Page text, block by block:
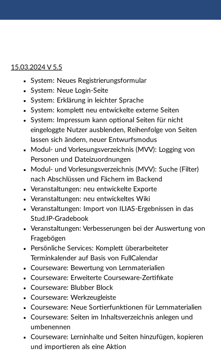
Hauptnavigation
Impressum
15.03.2024 V 5.5
System: Neues Registrierungsformular
System: Neue Login-Seite
System: Erklärung in leichter Sprache
System: komplett neu entwickelte externe Seiten
System: Impressum kann optional Seiten für nicht
eingeloggte Nutzer ausblenden, Reihenfolge von Seiten
lassen sich ändern, neuer Entwurfsmodus
Modul- und Vorlesungsverzeichnis (MVV): Logging von
Personen und Dateizuordnungen
Modul- und Vorlesungsverzeichnis (MVV): Suche (Filter)
nach Abschlüssen und Fächern im Backend
Veranstaltungen: neu entwickelte Exporte
Veranstaltungen: neu entwickeltes Wiki
Veranstaltungen: Import von ILIAS-Ergebnissen in das
Stud.IP-Gradebook
Veranstaltungen: Verbesserungen bei der Auswertung von
Fragebögen
Persönliche Services: Komplett überarbeiteter
Terminkalender auf Basis von FullCalendar
Courseware: Bewertung von Lernmaterialien
Courseware: Erweiterte Courseware-Zertifikate
Courseware: Blubber Block
Courseware: Werkzeugleiste
Courseware: Neue Sortierfunktionen für Lernmaterialien
Courseware: Seiten im Inhaltsverzeichnis anlegen und
umbenennen
Courseware: Lerninhalte und Seiten hinzufügen, kopieren
und importieren als eine Aktion